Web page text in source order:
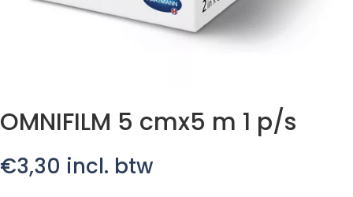
OMNIFILM 5 cmx5 m 1 p/s
€3,30 incl. btw